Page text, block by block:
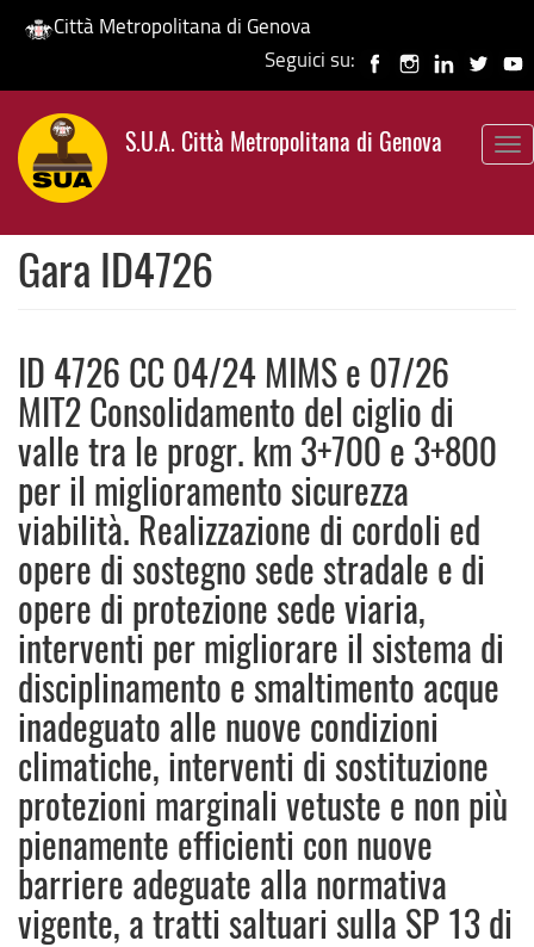
Salta
contenuto
principale
Città Metropolitana di Genova
Seguici su:
S.U.A. Città Metropolitana di Genova
Gara ID4726
ID 4726 CC 04/24 MIMS e 07/26
MIT2 Consolidamento del ciglio di
valle tra le progr. km 3+700 e 3+800
per il miglioramento sicurezza
viabilità. Realizzazione di cordoli ed
opere di sostegno sede stradale e di
opere di protezione sede viaria,
interventi per migliorare il sistema di
disciplinamento e smaltimento acque
inadeguato alle nuove condizioni
climatiche, interventi di sostituzione
protezioni marginali vetuste e non più
pienamente efficienti con nuove
barriere adeguate alla normativa
vigente, a tratti saltuari sulla SP 13 di